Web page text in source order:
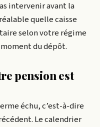
intervenir avant la
quelle caisse
selon votre régime
du dépôt.
pension est
échu, c’est-à-dire
Le calendrier